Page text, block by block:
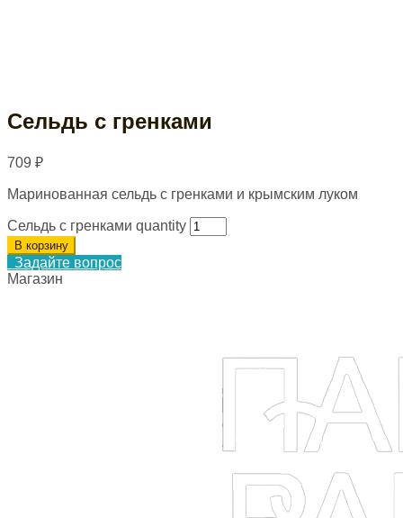
Сельдь с гренками
709 ₽
Маринованная сельдь с гренками и крымским луком
Сельдь с гренками quantity
В корзину
Задайте вопрос
Магазин